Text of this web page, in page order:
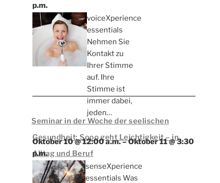
voiceXperience
essentials
Nehmen Sie
Kontakt zu
Ihrer Stimme
auf. Ihre
Stimme ist
immer dabei,
jeden…
p.m.
Seminar in der Woche der seelischen
Gesundheit: Sooo geht Leichtigkeit – in
Alltag und Beruf
senseXperience
essentials Was
Oktober 10 @ 12:00 a.m.–Oktober 11 @ 3:30
p.m.